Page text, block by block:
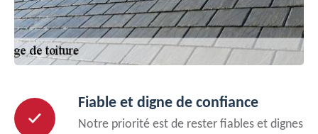
Fiable et digne de confiance
Notre priorité est de rester fiables et dignes